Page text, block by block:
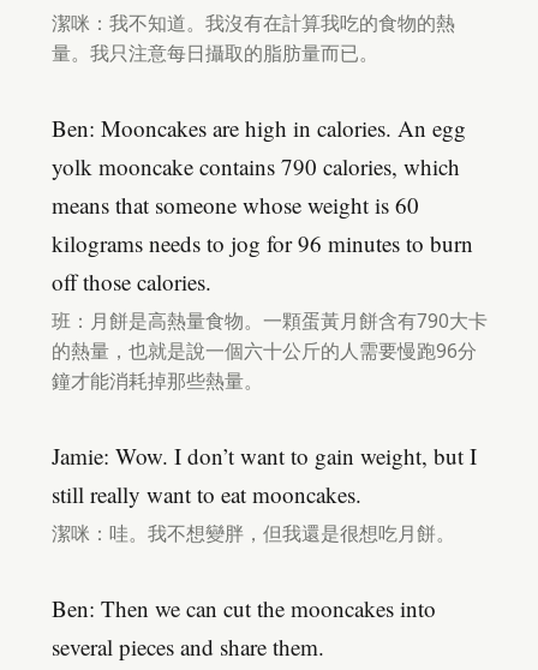
潔咪：我不知道。我沒有在計算我吃的食物的熱
量。我只注意每日攝取的脂肪量而已。
Ben: Mooncakes are high in calories. An egg
yolk mooncake contains 790 calories, which
means that someone whose weight is 60
kilograms needs to jog for 96 minutes to burn
off those calories.
班：月餅是高熱量食物。一顆蛋黃月餅含有790大卡
的熱量，也就是說一個六十公斤的人需要慢跑96分
鐘才能消耗掉那些熱量。
Jamie: Wow. I don’t want to gain weight, but I
still really want to eat mooncakes.
潔咪：哇。我不想變胖，但我還是很想吃月餅。
Ben: Then we can cut the mooncakes into
several pieces and share them.